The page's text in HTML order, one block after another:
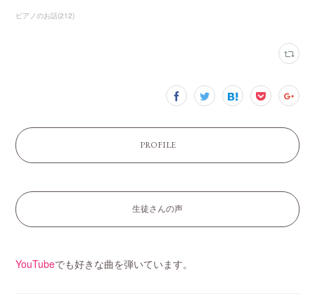
ピアノのお話(212)
PROFILE
生徒さんの声
YouTubeでも好きな曲を弾いています。